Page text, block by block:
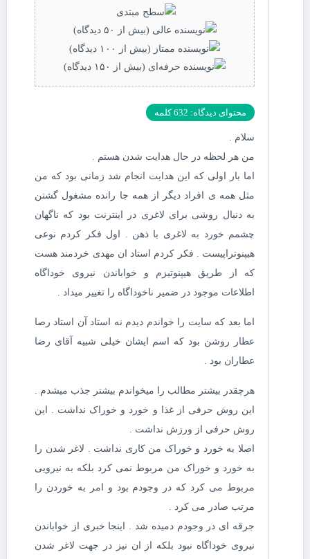
محتوای دیدگاه: 632 کلمه
سلام .
من هر لحظه در حال هدایت شدن هستم .
اما بار اولی که این هدایت انجام شد زمانی بود که من
مثل همه ی افراد دیگر از همه جا رانده مشغول گشتن
به دنبال روشی برای لاغری در اینترنت بود که ناگهان
چشمم خورد به لاغری با ذهن . اول فکر کردم نوعی
هیپنوتراپیست . فکر کردم استاد ان مهدی خردمند هست
که از طریق هیپنوتیزم و خواباندن نیروی خوداگاه
اطلاعات موجود در ضمیر ناخوداگاه را تغییر میداد .
اما بعد که سایت را خواندم دیدم نه استاد آن استاد رصا
عطار روشن بود که اسم ایشان خیلی شبیه آقای رضا
عطاران بود .
هرچقدر بیشتر مطالب را میخواندم بیشتر جذب میشدم .
این روش حرفی از غذا و خورد و خوراک نداشت . این
روش حرفی از ورزش نداشت .
اصلا به خورد و خوراک من کاری نداشت . لاغر شدن را
به خورد و خوراک من مربوط نمی کرد بلکه به نیرویی
مربوط می کرد که در وجودم بود و امر به خوردن را
مرتب صادر می کرد .
جرقه ای در وجودم دمیده شد . اینجا خبری از خواباندن
نیروی خوداگاه نبود بلکه از ان نیز در جهت لاغر شدن